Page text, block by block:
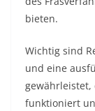
bieten.
Wichtig sind
und eine
gewährleistet,
funktioniert